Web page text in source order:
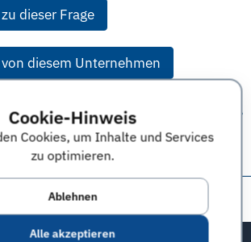
Cookie-Hinweis
Cookies, um Inhalte und Services
zu optimieren.
Ablehnen
Alle akzeptieren
dieser Frage
diesem Unternehmen
Expertentipps
Seite teilen:
Zurück zum Seitenanfang